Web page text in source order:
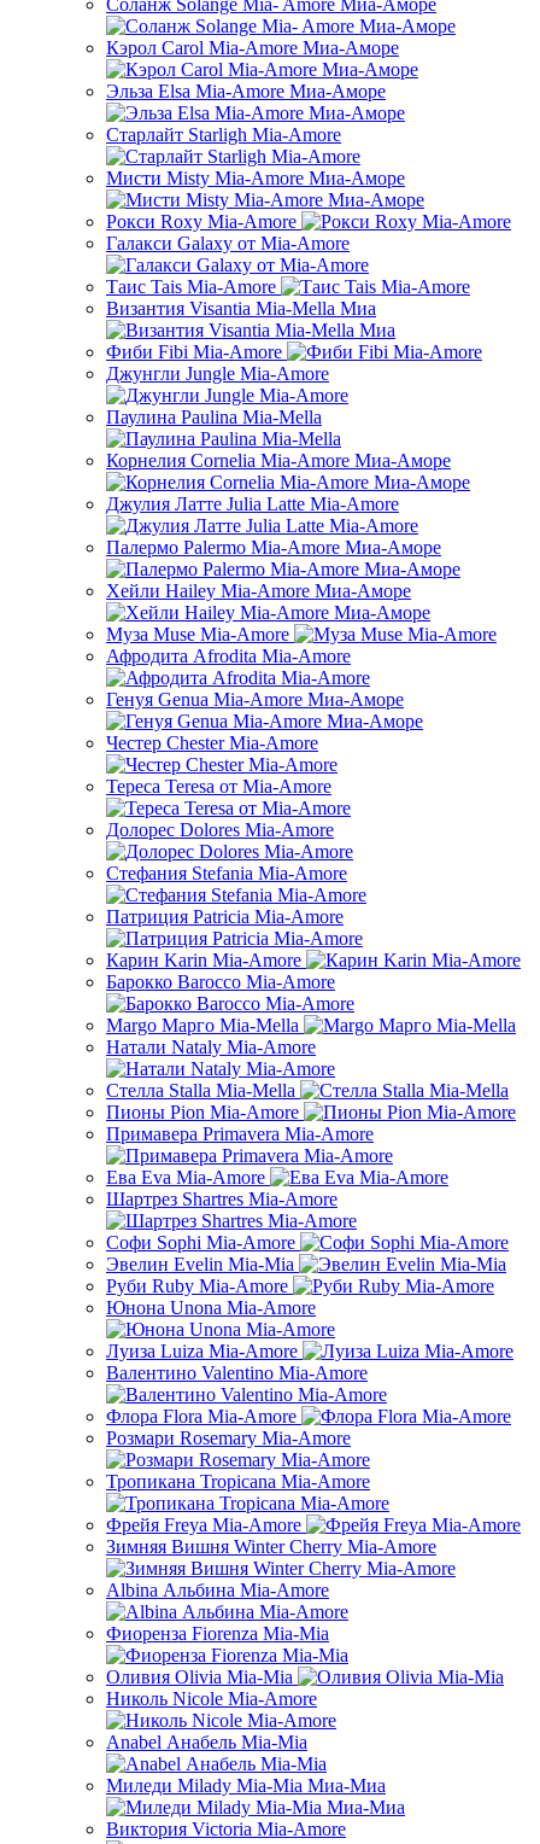
Соланж Solange Мia- Amore Миа-Аморе
Кэрол Carol Mia-Amore Миа-Аморе
Эльза Elsa Mia-Amore Миа-Аморе
Старлайт Starligh Mia-Amore
Мисти Misty Mia-Amore Миа-Аморе
Рокси Roxy Mia-Amore
Галакси Galaxy от Mia-Amore
Таис Tais Mia-Amore
Византия Visantia Mia-Mella Миа
Фиби Fibi Mia-Amore
Джунгли Jungle Mia-Amore
Паулина Paulina Mia-Mella
Корнелия Cornelia Mia-Amore Миа-Аморе
Джулия Латте Julia Latte Mia-Amore
Палермо Palermo Mia-Amore Миа-Аморе
Хейли Hailey Mia-Amore Миа-Аморе
Муза Muse Mia-Amore
Афродита Afrodita Mia-Amore
Генуя Genua Mia-Amore Миа-Аморе
Честер Chester Mia-Amore
Тереса Teresa от Mia-Amore
Долорес Dolores Mia-Amore
Стефания Stefania Mia-Amore
Патриция Patricia Mia-Amore
Карин Karin Mia-Amore
Барокко Barocco Mia-Amore
Margo Марго Mia-Mella
Натали Nataly Mia-Amore
Стелла Stalla Mia-Mella
Пионы Pion Mia-Amore
Примавера Primavera Mia-Amore
Ева Eva Mia-Amore
Шартрез Shartres Mia-Amore
Софи Sophi Mia-Amore
Эвелин Evelin Mia-Mia
Руби Ruby Mia-Amore
Юнона Unona Mia-Amore
Луиза Luiza Mia-Amore
Валентино Valentino Mia-Amore
Флора Flora Mia-Amore
Розмари Rosemary Mia-Amore
Тропикана Tropicana Mia-Amore
Фрейя Freya Mia-Amore
Зимняя Вишня Winter Cherry Mia-Amore
Albina Альбина Mia-Amore
Фиоренза Fiorenza Mia-Mia
Оливия Olivia Mia-Mia
Николь Nicole Mia-Amore
Anabel Анабель Mia-Mia
Миледи Milady Mia-Mia Миа-Миа
Виктория Victoria Mia-Amore